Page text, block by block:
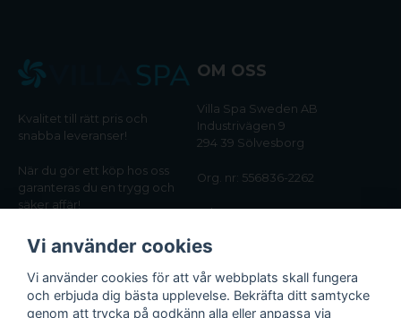
Kvalitet till rätt pris och
snabba leveranser!
När du gör ett köp hos oss
garanteras du en trygg och
säker affär!
OM OSS
Villa Spa Sweden AB
Industrivägen 9
294 39 Sölvesborg
Org. nr: 556836-2262
Tel:0456-405566
Email:
INFORMATION
Vi använder cookies
Vi använder cookies för att vår webbplats skall fungera
och erbjuda dig bästa upplevelse. Bekräfta ditt samtycke
genom att trycka på godkänn alla eller anpassa via